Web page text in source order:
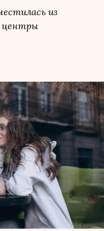
из
центры